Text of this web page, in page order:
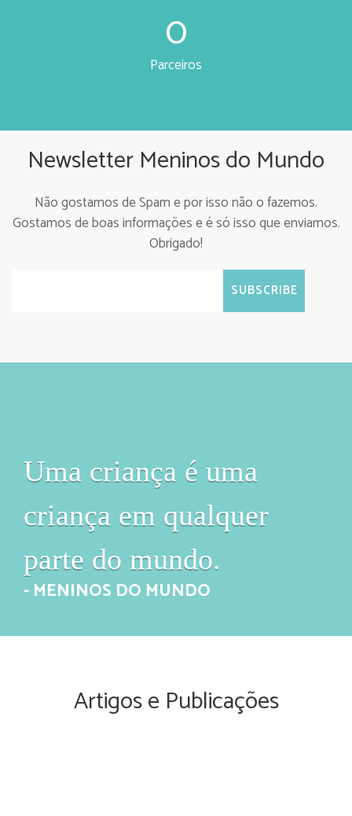
0
Parceiros
Newsletter Meninos do Mundo
Não gostamos de Spam e por isso não o fazemos.
Gostamos de boas informações e é só isso que enviamos.
Obrigado!
Uma criança é uma
criança em qualquer
parte do mundo.
- MENINOS DO MUNDO
Artigos e Publicações